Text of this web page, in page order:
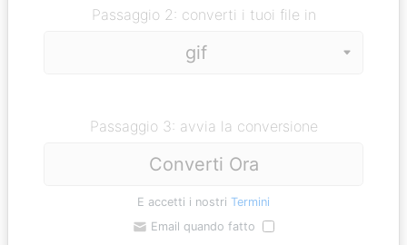
Passaggio 2: converti i tuoi file in
Passaggio 3: avvia la conversione
Converti Ora
E accetti i nostri Termini
Email quando fatto